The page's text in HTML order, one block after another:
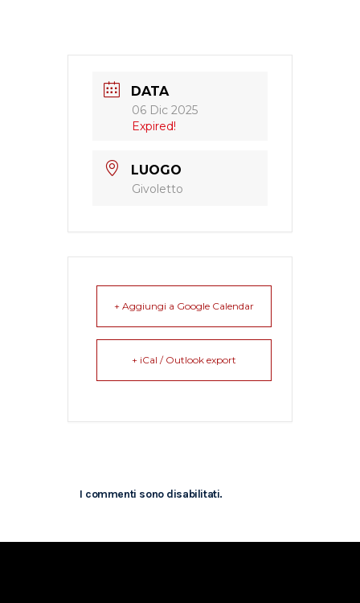
DATA
06 Dic 2025
Expired!
LUOGO
Givoletto
+ Aggiungi a Google Calendar
+ iCal / Outlook export
I commenti sono disabilitati.